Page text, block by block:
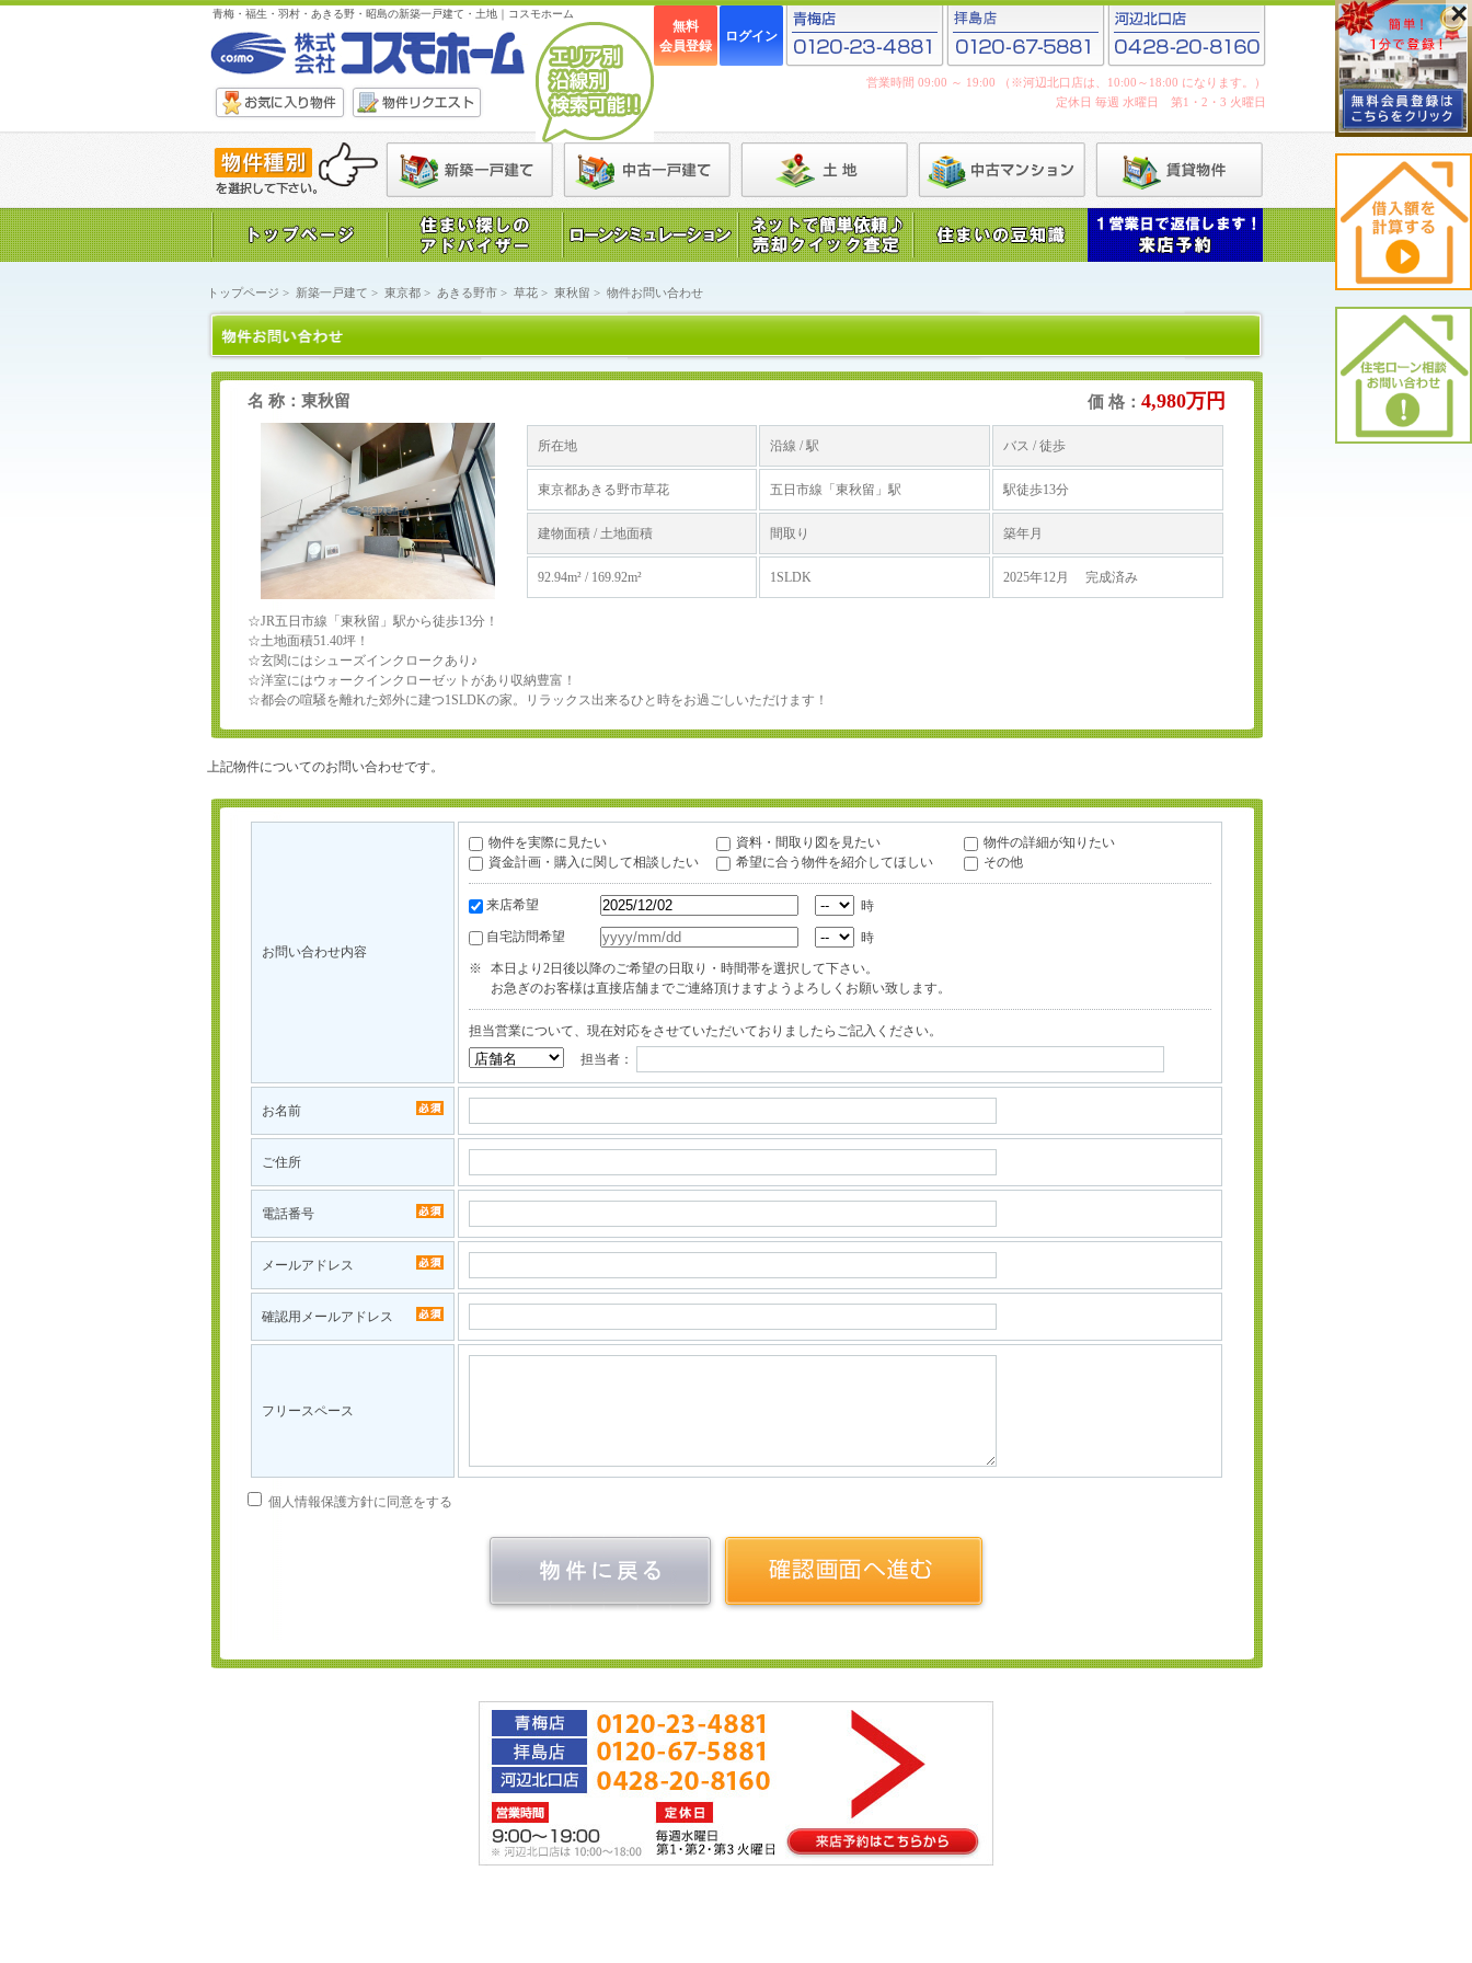
青梅・福生・羽村・あきる野・昭島の新築一戸建て・土地｜コスモホーム
無料
会員登録
ログイン
営業時間 09:00 ～ 19:00 （※河辺北口店は、10:00～18:00 になります。）
定休日 毎週 水曜日 第1・2・3 火曜日
トップページ > 新築一戸建て > 東京都> あきる野市> 草花> 東秋留 > 物件お問い合わせ
名 称：東秋留 価 格： 4,980万円
所在地 沿線 / 駅 バス / 徒歩
東京都あきる野市草花 五日市線「東秋留」駅 駅徒歩13分
建物面積 / 土地面積 間取り 築年月
92.94m² / 169.92m² 1SLDK 2025年12月 完成済み
☆JR五日市線「東秋留」駅から徒歩13分！
☆土地面積51.40坪！
☆玄関にはシューズインクロークあり♪
☆洋室にはウォークインクローゼットがあり収納豊富！
☆都会の喧騒を離れた郊外に建つ1SLDKの家。リラックス出来るひと時をお過ごしいただけます！
上記物件についてのお問い合わせです。
お問い合わせ内容
物件を実際に見たい 資料・間取り図を見たい
物件の詳細が知りたい
資金計画・購入に関して相談したい
希望に合う物件を紹介してほしい その他
来店希望
時
自宅訪問希望
時
※
本日より2日後以降のご希望の日取り・時間帯を選択して下さい。
お急ぎのお客様は直接店舗までご連絡頂けますようよろしくお願い致します。
担当営業について、現在対応をさせていただいておりましたらご記入ください。
担当者：
お名前
ご住所
電話番号
メールアドレス
確認用メールアドレス
フリースペース
個人情報保護方針に同意をする